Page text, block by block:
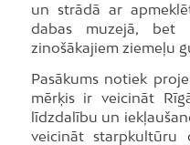
un strādā ar
dabas muzejā,
zinošākajiem ziemeļu
Pasākums notiek
mērķis ir veicināt
līdzdalību un
veicināt starpkultūru